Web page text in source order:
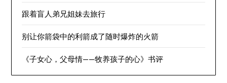
跟着盲人弟兄姐妹去旅行
别让你箭袋中的利箭成了随时爆炸的火箭
《子女心，父母情——牧养孩子的心》书评